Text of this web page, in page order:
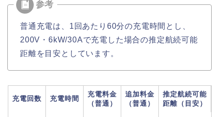
普通充電は、1回あたり60分の充電時間とし、
200V・6kW/30Aで充電した場合の推定航続可能
距離を目安としています。
充電回数 充電時間
充電料金
（普通）
追加料金
（普通）
推定航続可能
距離（目安）